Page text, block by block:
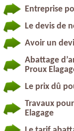
Entreprise
Le devis de
Avoir un
Abattage
Proux
Le prix dû
Travaux
Elagage